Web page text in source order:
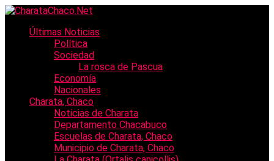
Últimas Noticias
Política
Sociedad
La rosca de Pascua
Economía
Nacionales
Charata, Chaco
Noticias de Charata
Departamento Chacabuco
Escuelas de Charata, Chaco
Municipio de Charata, Chaco